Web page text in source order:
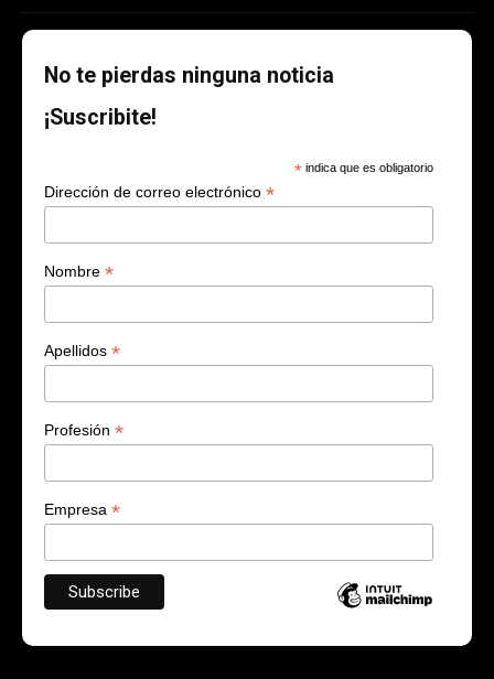
No te pierdas ninguna noticia
¡Suscribite!
* indica que es obligatorio
Dirección de correo electrónico *
Nombre *
Apellidos *
Profesión *
Empresa *